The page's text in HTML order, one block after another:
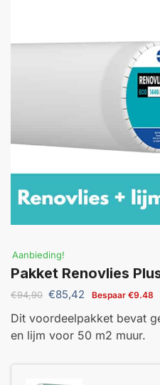
Aanbieding!
Pakket Renovlies
€94,90 €85,42 Bespaar €9.48
Dit voordeelpakket bevat
en lijm voor 50 m2 muur.